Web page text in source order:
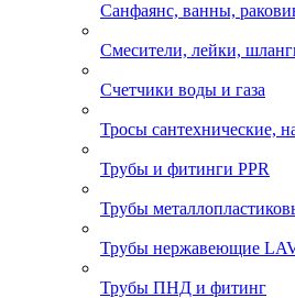
Санфаянс, ванны,
Смесители, лейки,
Счетчики воды и газа
Тросы сантехнические,
Трубы и фитинги PPR
Трубы
Трубы нержавеющие
Трубы ПНД и фитинг